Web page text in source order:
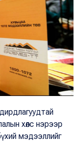
хөлс нэрээр
мэдээллийг